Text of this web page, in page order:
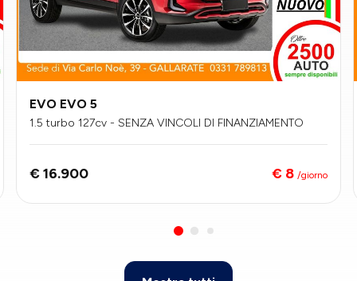
EVO EVO 5
1.5 turbo 127cv - SENZA VINCOLI DI FINANZIAMENTO
€ 16.900 € 8 /giorno